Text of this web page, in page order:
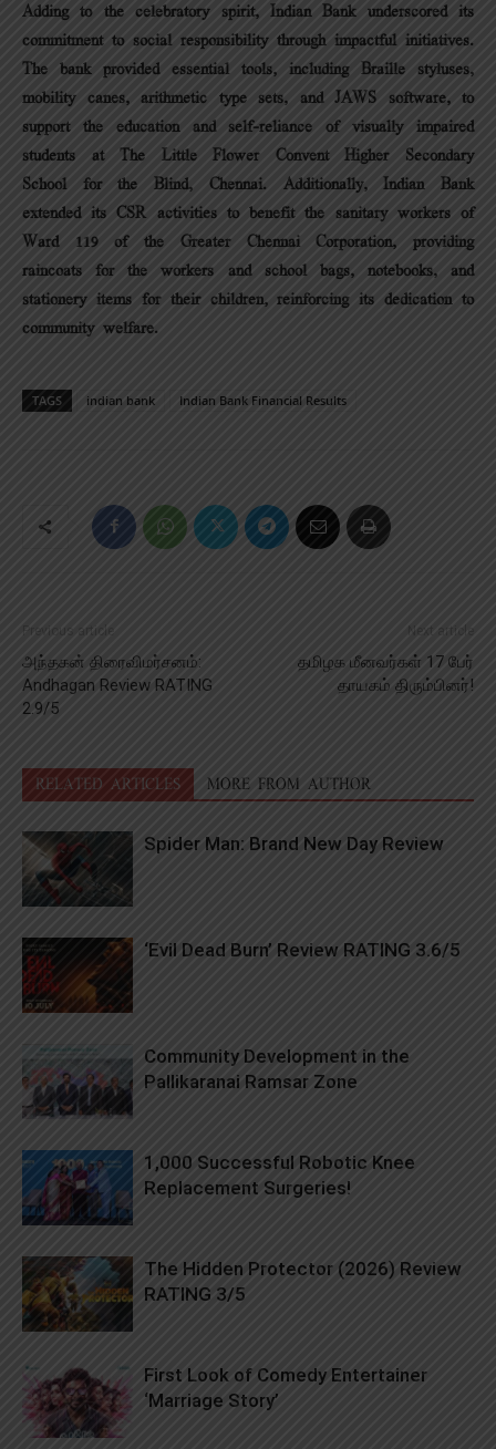
Adding to the celebratory spirit, Indian Bank underscored its
commitment to social responsibility through impactful initiatives.
The bank provided essential tools, including Braille styluses,
mobility canes, arithmetic type sets, and JAWS software, to
support the education and self-reliance of visually impaired
students at The Little Flower Convent Higher Secondary
School for the Blind, Chennai. Additionally, Indian Bank
extended its CSR activities to benefit the sanitary workers of
Ward 119 of the Greater Chennai Corporation, providing
raincoats for the workers and school bags, notebooks, and
stationery items for their children, reinforcing its dedication to
community welfare.
TAGS indian bank Indian Bank Financial Results
Previous article
அந்தகன் திரைவிமர்சனம்:
Andhagan Review RATING
2.9/5
Next article
தமிழக மீனவர்கள் 17 பேர்
தாயகம் திரும்பினர்!
RELATED ARTICLES MORE FROM AUTHOR
Spider Man: Brand New Day Review
‘Evil Dead Burn’ Review RATING 3.6/5
Community Development in the
Pallikaranai Ramsar Zone
1,000 Successful Robotic Knee
Replacement Surgeries!
The Hidden Protector (2026) Review
RATING 3/5
First Look of Comedy Entertainer
‘Marriage Story’